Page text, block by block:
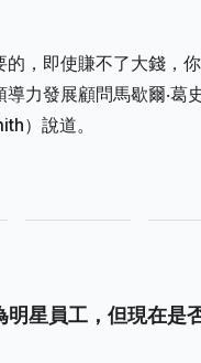
的，即使賺不了大錢，
力發展顧問馬歇爾‧葛
）說道。
明星員工，但現在是